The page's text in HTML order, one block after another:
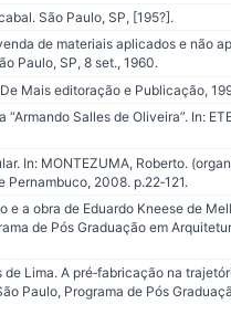
São Paulo, SP, [195?].
de materiais aplicados e não
Paulo, SP, 8 set., 1960.
Mais editoração e Publicação,
Salles de Oliveira”. In:
In: MONTEZUMA, Roberto.
2008. p.22‐121.
e a obra de Eduardo Kneese de
de Pós Graduação em
Lima. A pré‐fabricação na
Paulo, Programa de Pós